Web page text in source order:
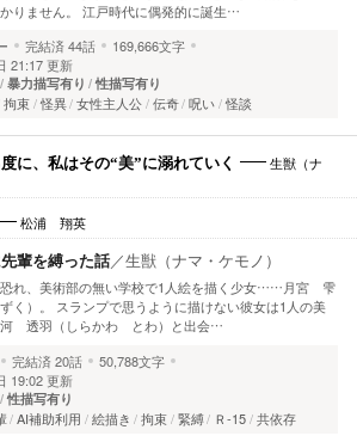
りません。 江戸時代に偶発的に誕生…
完結済44話
169,666文字
21:17 更新
暴力描写有り 性描写有り
拘束 怪異 女性主人公 伝奇 呪い 怪談
に、私はその“美”に溺れていく
生獣（ナ
松浦 翔英
輩を縛った話／生獣（ナマ・ケモノ）
れ、美術部の無い学校で1人絵を描く少女……月宮 雫
く）。 スランプで思うように描けない彼女は1人の美
透羽（しらかわ とわ）と出会…
完結済20話
50,788文字
19:02 更新
性描写有り
AI補助利用 絵描き 拘束 緊縛 Ｒ-15 共依存